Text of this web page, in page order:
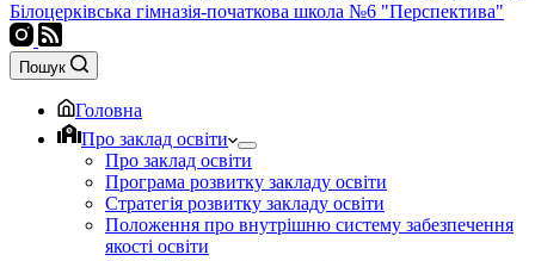
Білоцерківська гімназія-початкова школа №6 "Перспектива"
Пошук
Головна
Про заклад освіти
Про заклад освіти
Програма розвитку закладу освіти
Стратегія розвитку закладу освіти
Положення про внутрішню систему забезпечення
якості освіти